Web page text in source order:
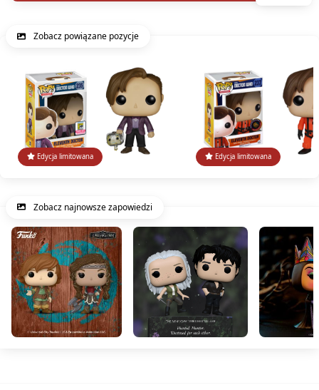
Zobacz powiązane pozycje
Edycja limitowana Edycja limitowana
Zobacz najnowsze zapowiedzi